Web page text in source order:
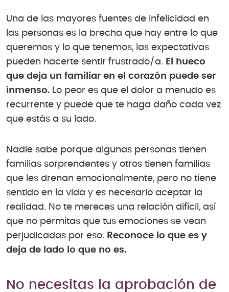
Una de las mayores fuentes de infelicidad en
las personas es la brecha que hay entre lo que
queremos y lo que tenemos, las expectativas
pueden hacerte sentir frustrado/a. El hueco
que deja un familiar en el corazón puede ser
inmenso. Lo peor es que el dolor a menudo es
recurrente y puede que te haga daño cada vez
que estás a su lado.
Nadie sabe porque algunas personas tienen
familias sorprendentes y otros tienen familias
que les drenan emocionalmente, pero no tiene
sentido en la vida y es necesario aceptar la
realidad. No te mereces una relación difícil, así
que no permitas que tus emociones se vean
perjudicadas por eso. Reconoce lo que es y
deja de lado lo que no es.
No necesitas la aprobación de